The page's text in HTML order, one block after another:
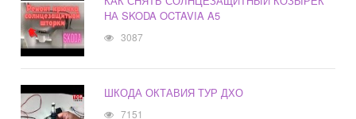
НА SKODA OCTAVIA A5
3087
ШКОДА ОКТАВИЯ ТУР ДХО
7151